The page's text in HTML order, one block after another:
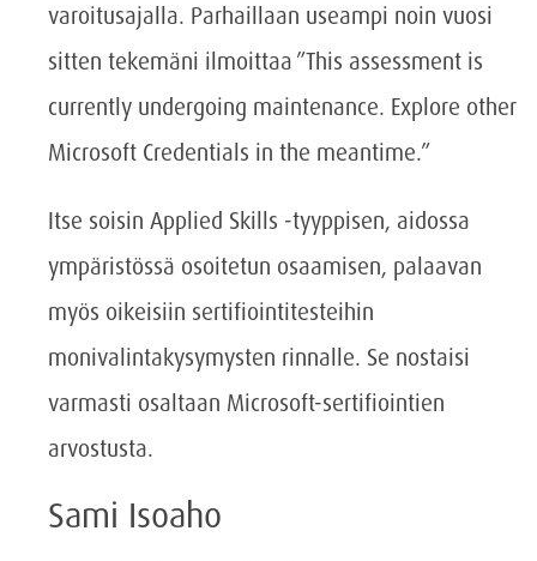
varoitusajalla. Parhaillaan useampi noin vuosi
sitten tekemäni ilmoittaa ”This assessment is
currently undergoing maintenance. Explore other
Microsoft Credentials in the meantime.”
Itse soisin Applied Skills -tyyppisen, aidossa
ympäristössä osoitetun osaamisen, palaavan
myös oikeisiin sertifiointitesteihin
monivalintakysymysten rinnalle. Se nostaisi
varmasti osaltaan Microsoft-sertifiointien
arvostusta.
Sami Isoaho